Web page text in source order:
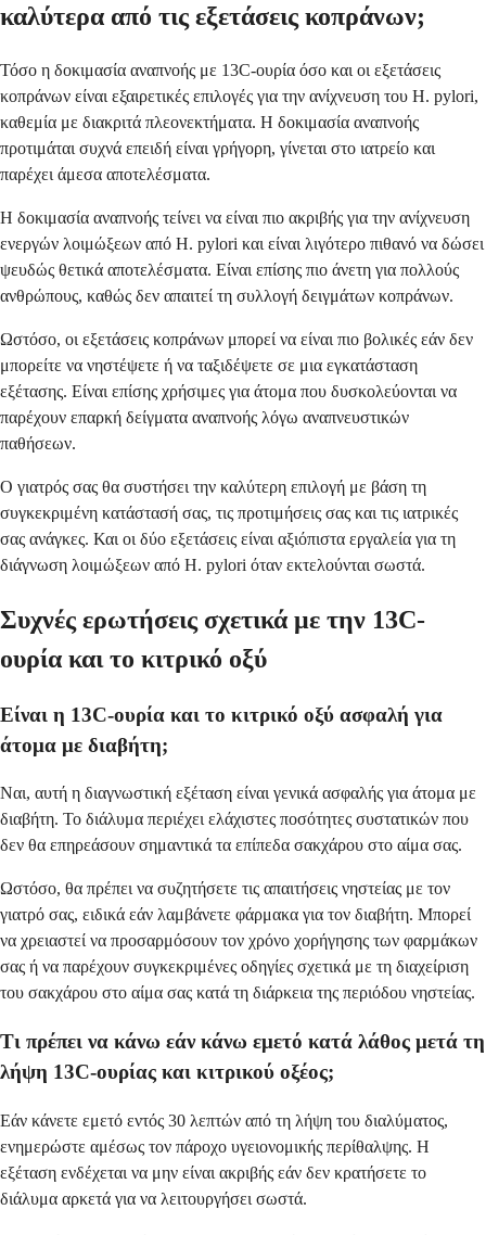
καλύτερα από τις εξετάσεις κοπράνων;
Τόσο η δοκιμασία αναπνοής με 13C-ουρία όσο και οι εξετάσεις
κοπράνων είναι εξαιρετικές επιλογές για την ανίχνευση του H. pylori,
καθεμία με διακριτά πλεονεκτήματα. Η δοκιμασία αναπνοής
προτιμάται συχνά επειδή είναι γρήγορη, γίνεται στο ιατρείο και
παρέχει άμεσα αποτελέσματα.
Η δοκιμασία αναπνοής τείνει να είναι πιο ακριβής για την ανίχνευση
ενεργών λοιμώξεων από H. pylori και είναι λιγότερο πιθανό να δώσει
ψευδώς θετικά αποτελέσματα. Είναι επίσης πιο άνετη για πολλούς
ανθρώπους, καθώς δεν απαιτεί τη συλλογή δειγμάτων κοπράνων.
Ωστόσο, οι εξετάσεις κοπράνων μπορεί να είναι πιο βολικές εάν δεν
μπορείτε να νηστέψετε ή να ταξιδέψετε σε μια εγκατάσταση
εξέτασης. Είναι επίσης χρήσιμες για άτομα που δυσκολεύονται να
παρέχουν επαρκή δείγματα αναπνοής λόγω αναπνευστικών
παθήσεων.
Ο γιατρός σας θα συστήσει την καλύτερη επιλογή με βάση τη
συγκεκριμένη κατάστασή σας, τις προτιμήσεις σας και τις ιατρικές
σας ανάγκες. Και οι δύο εξετάσεις είναι αξιόπιστα εργαλεία για τη
διάγνωση λοιμώξεων από H. pylori όταν εκτελούνται σωστά.
Συχνές ερωτήσεις σχετικά με την 13C-
ουρία και το κιτρικό οξύ
Είναι η 13C-ουρία και το κιτρικό οξύ ασφαλή για
άτομα με διαβήτη;
Ναι, αυτή η διαγνωστική εξέταση είναι γενικά ασφαλής για άτομα με
διαβήτη. Το διάλυμα περιέχει ελάχιστες ποσότητες συστατικών που
δεν θα επηρεάσουν σημαντικά τα επίπεδα σακχάρου στο αίμα σας.
Ωστόσο, θα πρέπει να συζητήσετε τις απαιτήσεις νηστείας με τον
γιατρό σας, ειδικά εάν λαμβάνετε φάρμακα για τον διαβήτη. Μπορεί
να χρειαστεί να προσαρμόσουν τον χρόνο χορήγησης των φαρμάκων
σας ή να παρέχουν συγκεκριμένες οδηγίες σχετικά με τη διαχείριση
του σακχάρου στο αίμα σας κατά τη διάρκεια της περιόδου νηστείας.
Τι πρέπει να κάνω εάν κάνω εμετό κατά λάθος μετά τη
λήψη 13C-ουρίας και κιτρικού οξέος;
Εάν κάνετε εμετό εντός 30 λεπτών από τη λήψη του διαλύματος,
ενημερώστε αμέσως τον πάροχο υγειονομικής περίθαλψης. Η
εξέταση ενδέχεται να μην είναι ακριβής εάν δεν κρατήσετε το
διάλυμα αρκετά για να λειτουργήσει σωστά.